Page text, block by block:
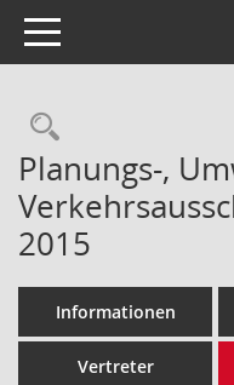
Toggle navigation
Planungs-,
2015
Informationen
Vertreter